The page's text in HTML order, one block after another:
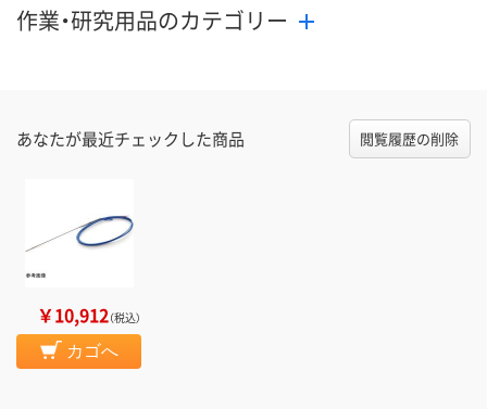
作業・研究用品のカテゴリー
あなたが最近チェックした商品 閲覧履歴の削除
￥10,912（税込）
カゴへ